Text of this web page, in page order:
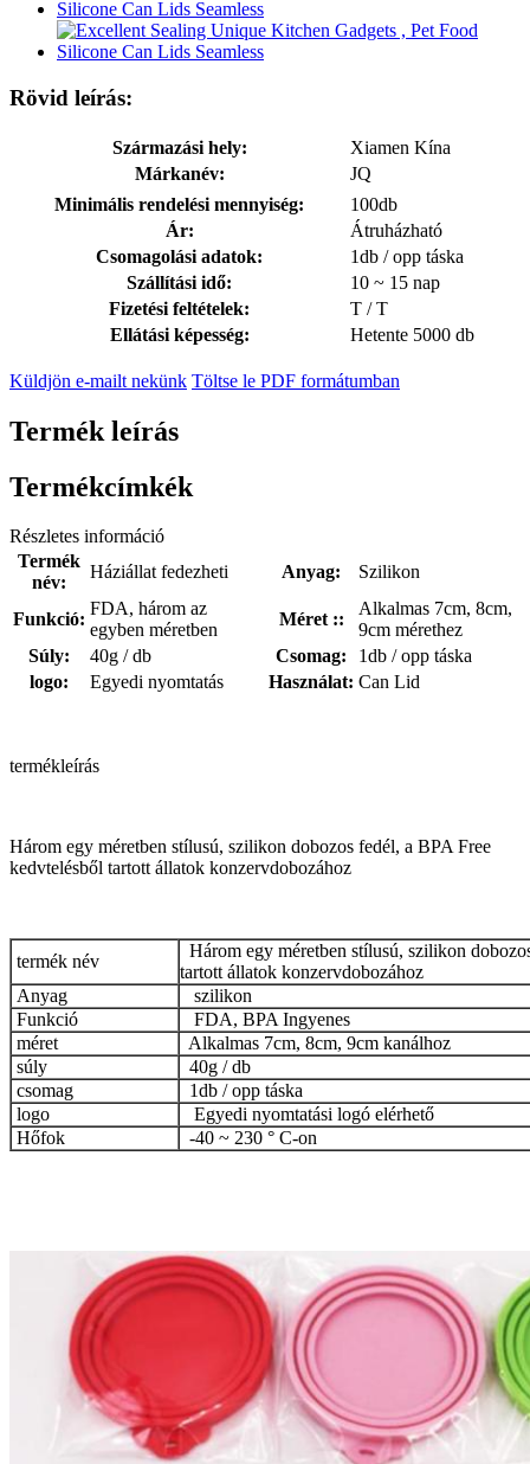
Rövid leírás:
Származási hely:
Xiamen Kína
Márkanév:
JQ
Minimális rendelési mennyiség:
100db
Ár:
Átruházható
Csomagolási adatok:
1db / opp táska
Szállítási idő:
10 ~ 15 nap
Fizetési feltételek:
T / T
Ellátási képesség:
Hetente 5000 db
Küldjön e-mailt nekünk Töltse le PDF formátumban
Termék leírás
Termékcímkék
Részletes információ
Termék
név:
Háziállat fedezheti Anyag: Szilikon
Funkció:
FDA, három az
egyben méretben
Méret ::
Alkalmas 7cm, 8cm,
9cm mérethez
Súly:
40g / db Csomag:
1db / opp táska
logo:
Egyedi nyomtatás Használat: Can Lid
termékleírás
Három egy méretben stílusú, szilikon dobozos fedél, a BPA Free
kedvtelésből tartott állatok konzervdobozához
termék név
Három egy méretben stílusú, szilikon
tartott állatok konzervdobozához
Anyag
szilikon
Funkció
FDA, BPA Ingyenes
méret
Alkalmas 7cm, 8cm, 9cm kanálhoz
súly
40g / db
csomag
1db / opp táska
logo
Egyedi nyomtatási logó elérhető
Hőfok
-40 ~ 230 ° C-on